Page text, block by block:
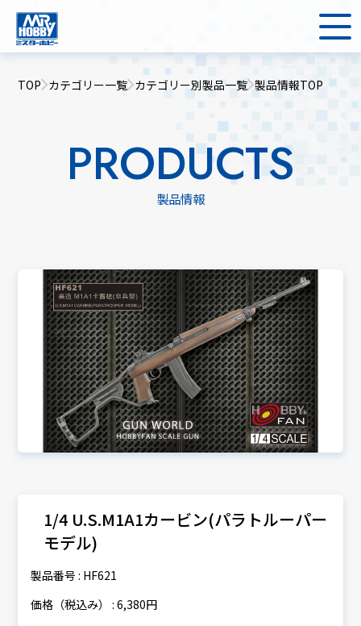
TOP カテゴリー一覧 カテゴリー別製品一覧 製品情報TOP
PRODUCTS
製品情報
1/4 U.S.M1A1カービン(パラトルーパー
モデル)
製品番号 : HF621
価格（税込み） : 6,380円